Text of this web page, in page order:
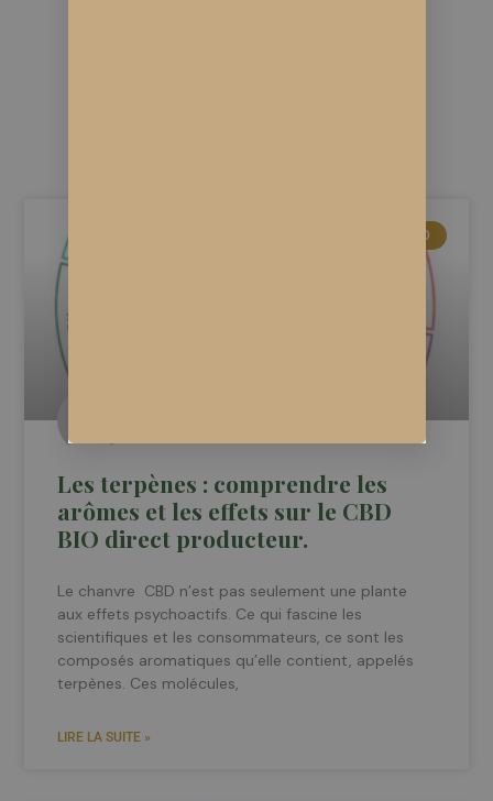
ACTUALITÉS CBD
Les terpènes : comprendre les
arômes et les effets sur le CBD
BIO direct producteur.
Le chanvre CBD n’est pas seulement une plante
aux effets psychoactifs. Ce qui fascine les
scientifiques et les consommateurs, ce sont les
composés aromatiques qu’elle contient, appelés
terpènes. Ces molécules,
LIRE LA SUITE »